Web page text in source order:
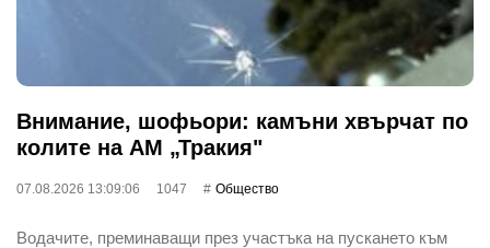
Внимание, шофьори: камъни хвърчат по
колите на АМ „Тракия"
07.08.2026 13:09:06 1047 Общество
Водачите, преминаващи през участъка на пускането към